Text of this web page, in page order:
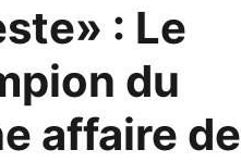
: Le
du
affaire de